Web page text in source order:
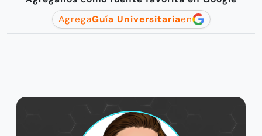
AgregaGuía Universitariaen